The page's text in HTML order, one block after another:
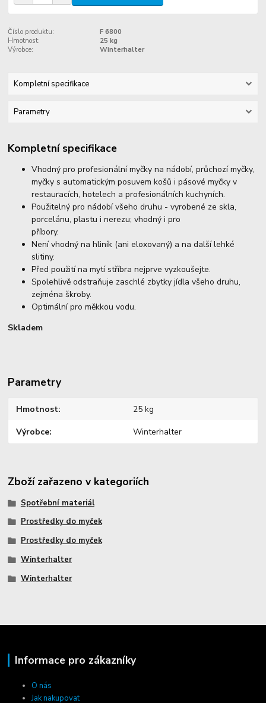
Číslo produktu:
F 6800
Hmotnost:
25 kg
Výrobce:
Winterhalter
Kompletní specifikace
Parametry
Kompletní specifikace
Vhodný pro profesionální myčky na nádobí, průchozí myčky,
myčky s automatickým posuvem košů i pásové myčky v
restauracích, hotelech a profesionálních kuchyních.
Použitelný pro nádobí všeho druhu - vyrobené ze skla,
porcelánu, plastu i nerezu; vhodný i pro
příbory.
Není vhodný na hliník (ani eloxovaný) a na další lehké
slitiny.
Před použití na mytí stříbra nejprve vyzkoušejte.
Spolehlivě odstraňuje zaschlé zbytky jídla všeho druhu,
zejména škroby.
Optimální pro měkkou vodu.
Skladem
Parametry
Hmotnost 25 kg
Výrobce Winterhalter
Zboží zařazeno v kategoriích
Spotřební materiál
Prostředky do myček
Prostředky do myček
Winterhalter
Winterhalter
Informace pro zákazníky
O nás
Jak nakupovat